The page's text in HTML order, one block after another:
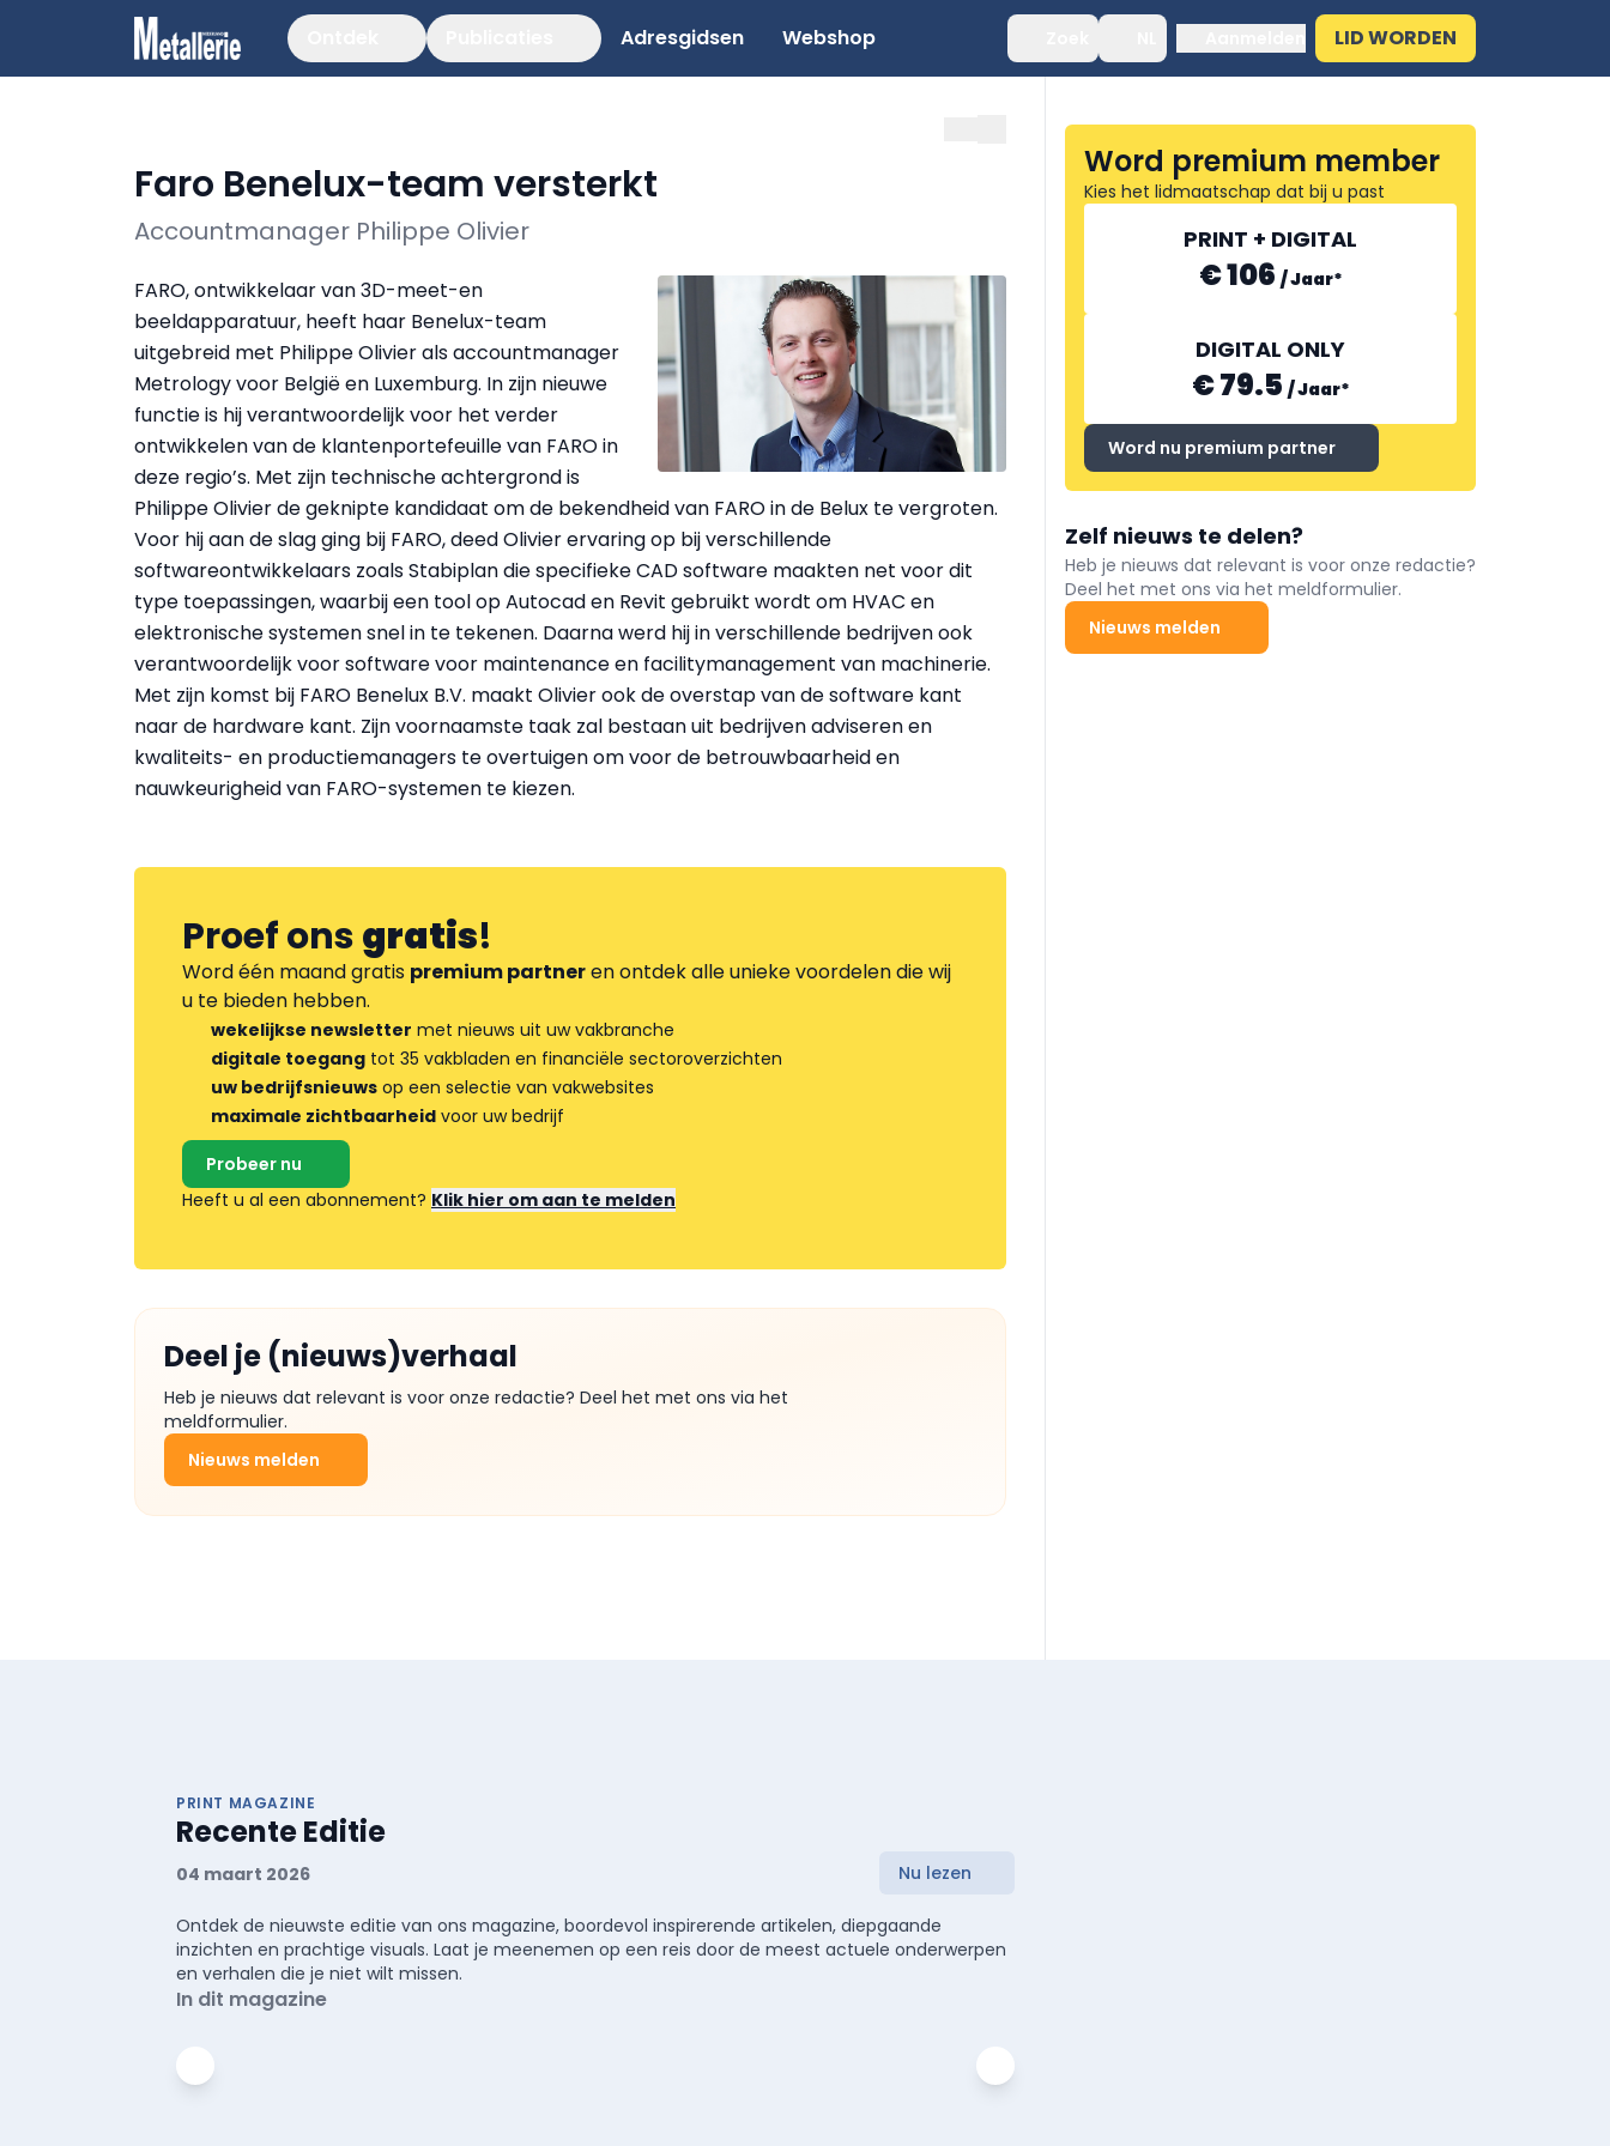
Adresgidsen Webshop LID WORDEN
Faro Benelux-team versterkt
Accountmanager Philippe Olivier
FARO, ontwikkelaar van 3D-meet-en
beeldapparatuur, heeft haar Benelux-team
uitgebreid met Philippe Olivier als accountmanager
Metrology voor België en Luxemburg. In zijn nieuwe
functie is hij verantwoordelijk voor het verder
ontwikkelen van de klantenportefeuille van FARO in
deze regio’s. Met zijn technische achtergrond is
Philippe Olivier de geknipte kandidaat om de bekendheid van FARO in de Belux te vergroten.
Voor hij aan de slag ging bij FARO, deed Olivier ervaring op bij verschillende
softwareontwikkelaars zoals Stabiplan die specifieke CAD software maakten net voor dit
type toepassingen, waarbij een tool op Autocad en Revit gebruikt wordt om HVAC en
elektronische systemen snel in te tekenen. Daarna werd hij in verschillende bedrijven ook
verantwoordelijk voor software voor maintenance en facilitymanagement van machinerie.
Met zijn komst bij FARO Benelux B.V. maakt Olivier ook de overstap van de software kant
naar de hardware kant. Zijn voornaamste taak zal bestaan uit bedrijven adviseren en
kwaliteits- en productiemanagers te overtuigen om voor de betrouwbaarheid en
nauwkeurigheid van FARO-systemen te kiezen.
Proef onsgratis!
Word één maand gratis premium partneren ontdek alle unieke voordelen die wij
u te bieden hebben.
wekelijkse newsletter met nieuws uit uw vakbranche
digitale toegang tot 35 vakbladen en financiële sectoroverzichten
uw bedrijfsnieuws op een selectie van vakwebsites
maximale zichtbaarheid voor uw bedrijf
Probeer nu
Heeft u al een abonnement? Klik hier om aan te melden
Deel je (nieuws)verhaal
Heb je nieuws dat relevant is voor onze redactie? Deel het met ons via het
meldformulier.
Nieuws melden
Word premium member
Kies het lidmaatschap dat bij u past
PRINT + DIGITAL
€ 106 /Jaar*
DIGITAL ONLY
€ 79.5 /Jaar*
Word nu premium partner
Zelf nieuws te delen?
Heb je nieuws dat relevant is voor onze redactie?
Deel het met ons via het meldformulier.
Nieuws melden
PRINT MAGAZINE
Recente Editie
04 maart 2026 Nu lezen
Ontdek de nieuwste editie van ons magazine, boordevol inspirerende artikelen, diepgaande
inzichten en prachtige visuals. Laat je meenemen op een reis door de meest actuele onderwerpen
en verhalen die je niet wilt missen.
In dit magazine